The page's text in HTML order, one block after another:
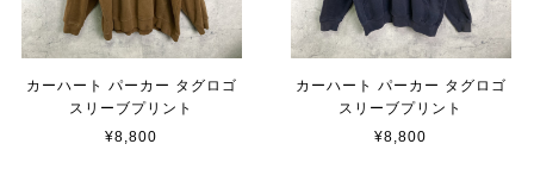
カーハート パーカー タグロゴ
スリーブプリント
¥8,800
カーハート パーカー タグロゴ
スリーブプリント
¥8,800